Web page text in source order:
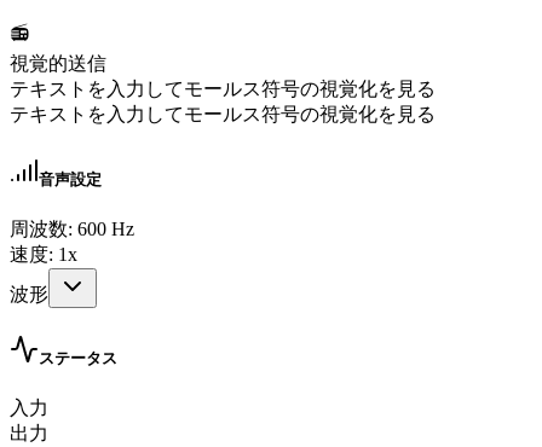
📻
視覚的送信
テキストを入力してモールス符号の視覚化を見る
テキストを入力してモールス符号の視覚化を見る
音声設定
周波数: 600 Hz
速度: 1x
波形
ステータス
入力
出力